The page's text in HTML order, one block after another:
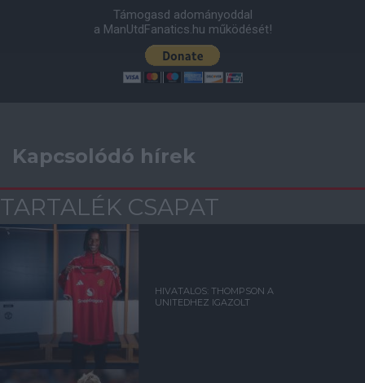
Támogasd adományoddal
a ManUtdFanatics.hu működését!
Kapcsolódó hírek
TARTALÉK CSAPAT
HIVATALOS: THOMPSON A
UNITEDHEZ IGAZOLT